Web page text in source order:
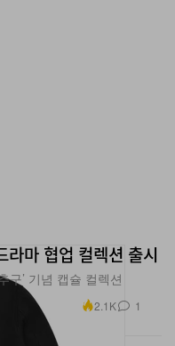
라마 협업 컬렉션 출시
구’ 기념 캡슐 컬렉션
2.1K 1